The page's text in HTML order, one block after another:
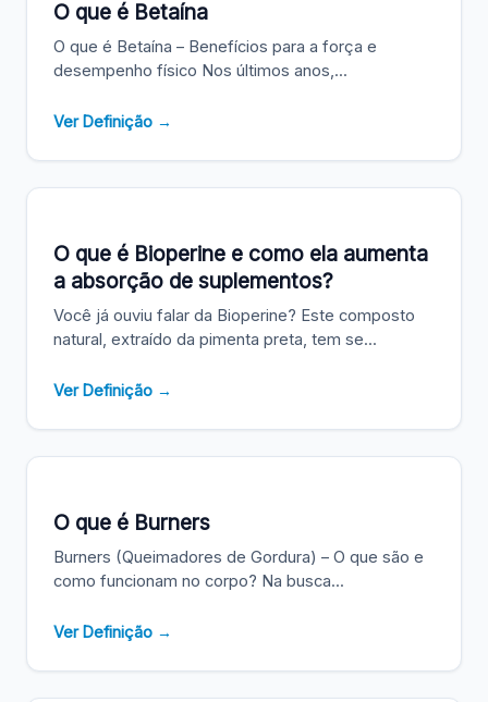
O que é Betaína
O que é Betaína – Benefícios para a força e
desempenho físico Nos últimos anos,...
Ver Definição →
O que é Bioperine e como ela aumenta
a absorção de suplementos?
Você já ouviu falar da Bioperine? Este composto
natural, extraído da pimenta preta, tem se...
Ver Definição →
O que é Burners
Burners (Queimadores de Gordura) – O que são e
como funcionam no corpo? Na busca...
Ver Definição →